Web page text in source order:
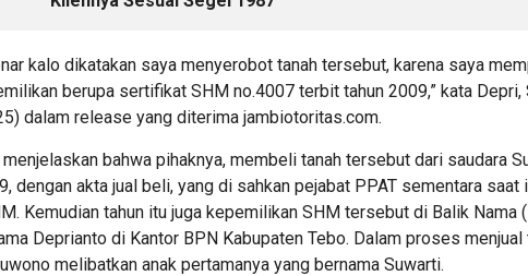
kalo dikatakan saya menyerobot tanah tersebut, karena saya
berupa sertifikat SHM no.4007 terbit tahun 2009,” kata Depri,
dalam release yang diterima jambiotoritas.com.
bahwa pihaknya, membeli tanah tersebut dari saudara
dengan akta jual beli, yang di sahkan pejabat PPAT sementara saat
Kemudian tahun itu juga kepemilikan SHM tersebut di Balik Nama
Deprianto di Kantor BPN Kabupaten Tebo. Dalam proses menjual
melibatkan anak pertamanya yang bernama Suwarti.